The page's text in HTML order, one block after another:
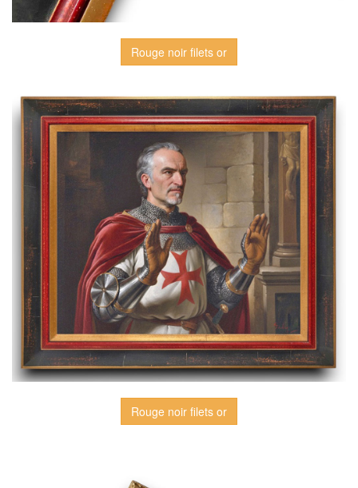
Rouge noir filets or
Rouge noir filets or